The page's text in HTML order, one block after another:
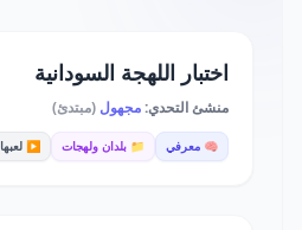
اختبار اللهجة السودانية
منشئ التحدي:مجهول (مبتدئ)
🧠 معرفي 📁 بلدان ولهجات ▶️ لعبها 4,428